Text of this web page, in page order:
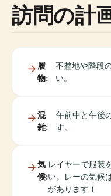
訪問の計
履
物:
不整地や階段
い。
混
雑:
午前中と午後
す。
気
候:
レイヤーで服装
い。レーの気候
があります (